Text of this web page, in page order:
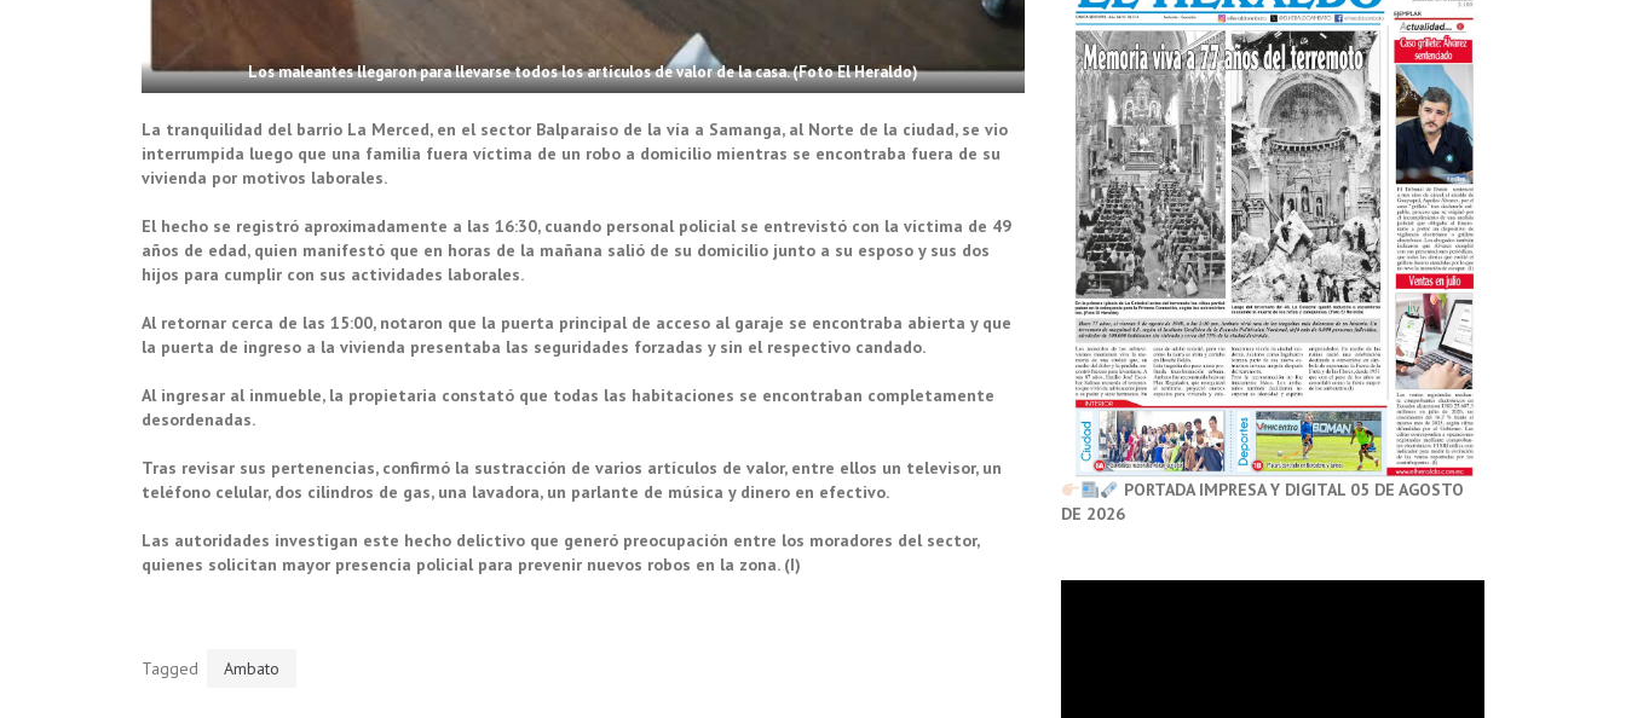
Los maleantes llegaron para llevarse todos los artículos de valor de la casa. (Foto El Heraldo)
La tranquilidad del barrio La Merced, en el sector Balparaiso de la vía a Samanga, al Norte de la ciudad, se vio
interrumpida luego que una familia fuera víctima de un robo a domicilio mientras se encontraba fuera de su
vivienda por motivos laborales.
El hecho se registró aproximadamente a las 16:30, cuando personal policial se entrevistó con la víctima de 49
años de edad, quien manifestó que en horas de la mañana salió de su domicilio junto a su esposo y sus dos
hijos para cumplir con sus actividades laborales.
Al retornar cerca de las 15:00, notaron que la puerta principal de acceso al garaje se encontraba abierta y que
la puerta de ingreso a la vivienda presentaba las seguridades forzadas y sin el respectivo candado.
Al ingresar al inmueble, la propietaria constató que todas las habitaciones se encontraban completamente
desordenadas.
Tras revisar sus pertenencias, confirmó la sustracción de varios artículos de valor, entre ellos un televisor, un
teléfono celular, dos cilindros de gas, una lavadora, un parlante de música y dinero en efectivo.
Las autoridades investigan este hecho delictivo que generó preocupación entre los moradores del sector,
quienes solicitan mayor presencia policial para prevenir nuevos robos en la zona. (I)
Tagged Ambato
PORTADA IMPRESA Y DIGITAL 05 DE AGOSTO
DE 2026